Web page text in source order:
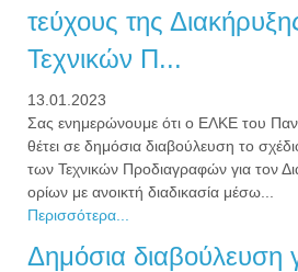
τεύχους της
Τεχνικών Π...
13.01.2023
Σας ενημερώνουμε ότι ο ΕΛΚΕ του
θέτει σε δημόσια διαβούλευση το
των Τεχνικών Προδιαγραφών για τον
ορίων με ανοικτή διαδικασία μέσω...
Περισσότερα...
Δημόσια διαβούλευση